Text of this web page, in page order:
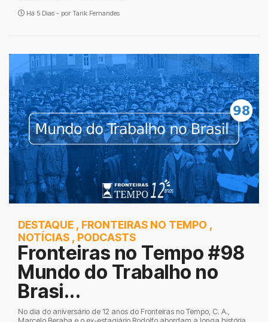
Há 5 Dias - por Tarik Fernandes
DESTAQUE , FRONTEIRAS NO TEMPO ,
NOTÍCIAS , PODCASTS
Fronteiras no Tempo #98
Mundo do Trabalho no
Brasi...
No dia do aniversário de 12 anos do Fronteiras no Tempo, C. A.,